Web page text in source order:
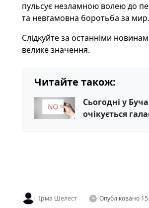
пульсує незламною волею до
та невгамовна боротьба за мир.
Слідкуйте за останніми
велике значення.
Читайте також:
Сьогодні у
очікується
Ірма Шелест Опубліковано